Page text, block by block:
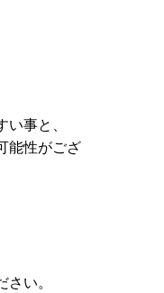
事と、
能性がござ
い。